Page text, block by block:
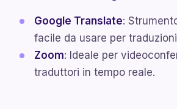
Google Translate:
facile da usare per
Zoom: Ideale per
traduttori in tempo reale.